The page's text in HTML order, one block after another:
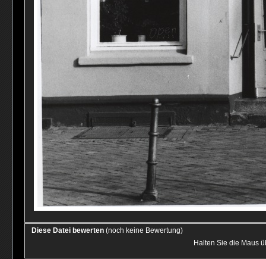
Diese Datei bewerten (noch keine Bewertung)
Halten Sie die Maus